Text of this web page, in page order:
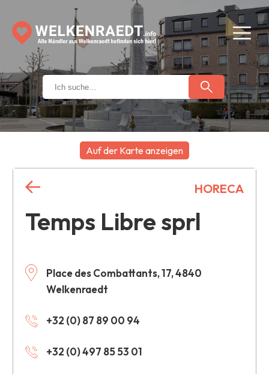
Auf der Karte anzeigen
Temps Libre sprl
Place des Combattants, 17, 4840
Welkenraedt
+32 (0) 87 89 00 94
+32 (0) 497 85 53 01
HORECA
+
−